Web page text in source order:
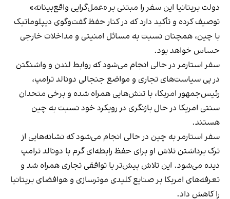
دولت بریتانیا این سفر را مبتنی بر «عمل‌گرایی واقع‌بینانه»
توصیف کرده و تأکید دارد که در کنار حفظ گفت‌وگوی دیپلوماتیک
با چین، همچنان نسبت به مسائل امنیتی و مداخلات خارجی
حساس خواهد بود.
سفر استارمر در حالی انجام می‌شود که روابط لندن و واشنگتن
در پی سیاست‌های تجاری و مواضع جنجالی دونالد ترامپ،
رئیس‌جمهور امریکا، با تنش‌هایی همراه شده و برخی متحدان
سنتی امریکا در حال بازنگری در رویکرد خود نسبت به چین
هستند.
سفر استارمر به چین در حالی انجام می‌شود که نشانه‌هایی از
ترک برداشتن تلاش او برای حفظ رابطه‌ای گرم با دونالد ترامپ
دیده می‌شود. این تلاش پیش‌تر با توافقی تجاری همراه شد و
تعرفه‌های امریکا بر صنایع کلیدی موترسازی و هوافضای بریتانیا
را کاهش داد.